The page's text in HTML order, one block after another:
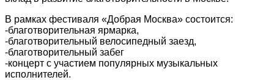
В рамках фестиваля «Добрая Москва» состоится:
-благотворительная ярмарка,
-благотворительный велосипедный заезд,
-благотворительный забег
-концерт с участием популярных музыкальных
исполнителей.